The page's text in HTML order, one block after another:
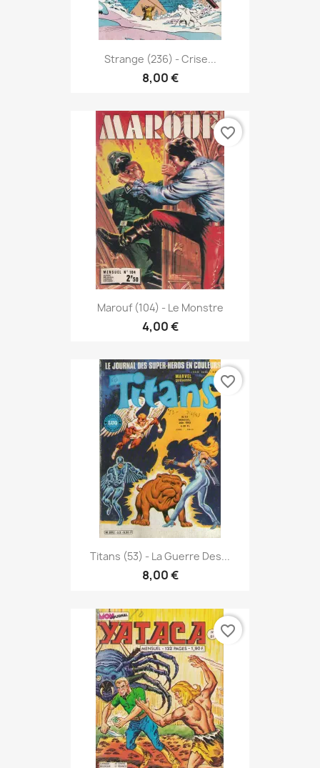
Strange (236) - Crise...
8,00 €
Marouf (104) - Le Monstre
4,00 €
favorite_border
Titans (53) - La Guerre Des...
8,00 €
favorite_border
favorite_border